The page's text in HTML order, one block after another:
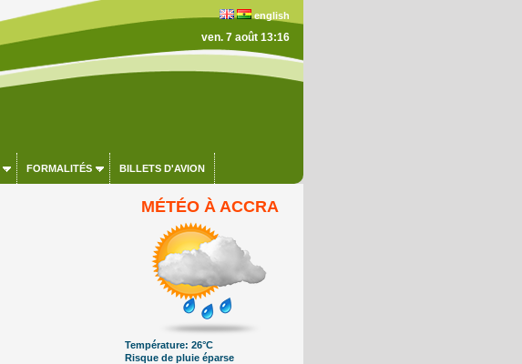
english
ven. 7 août 13:16
FORMALITÉS BILLETS D'AVION
MÉTÉO À ACCRA
Température: 26°C
Risque de pluie éparse